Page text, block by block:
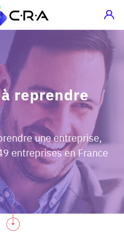
reprendre
une entreprise,
entreprises en France